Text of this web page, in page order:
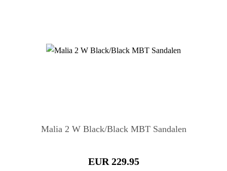
Malia 2 W Black/Black MBT Sandalen
EUR 229.95